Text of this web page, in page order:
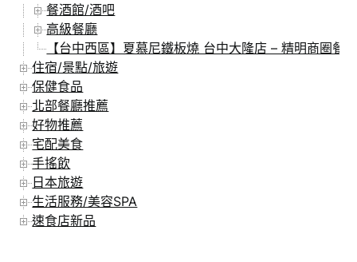
餐酒館/酒吧
高級餐廳
【台中西區】夏慕尼鐵板燒 台中大隆店 – 精明商圈餐
住宿/景點/旅遊
保健食品
北部餐廳推薦
好物推薦
宅配美食
手搖飲
日本旅遊
生活服務/美容SPA
速食店新品